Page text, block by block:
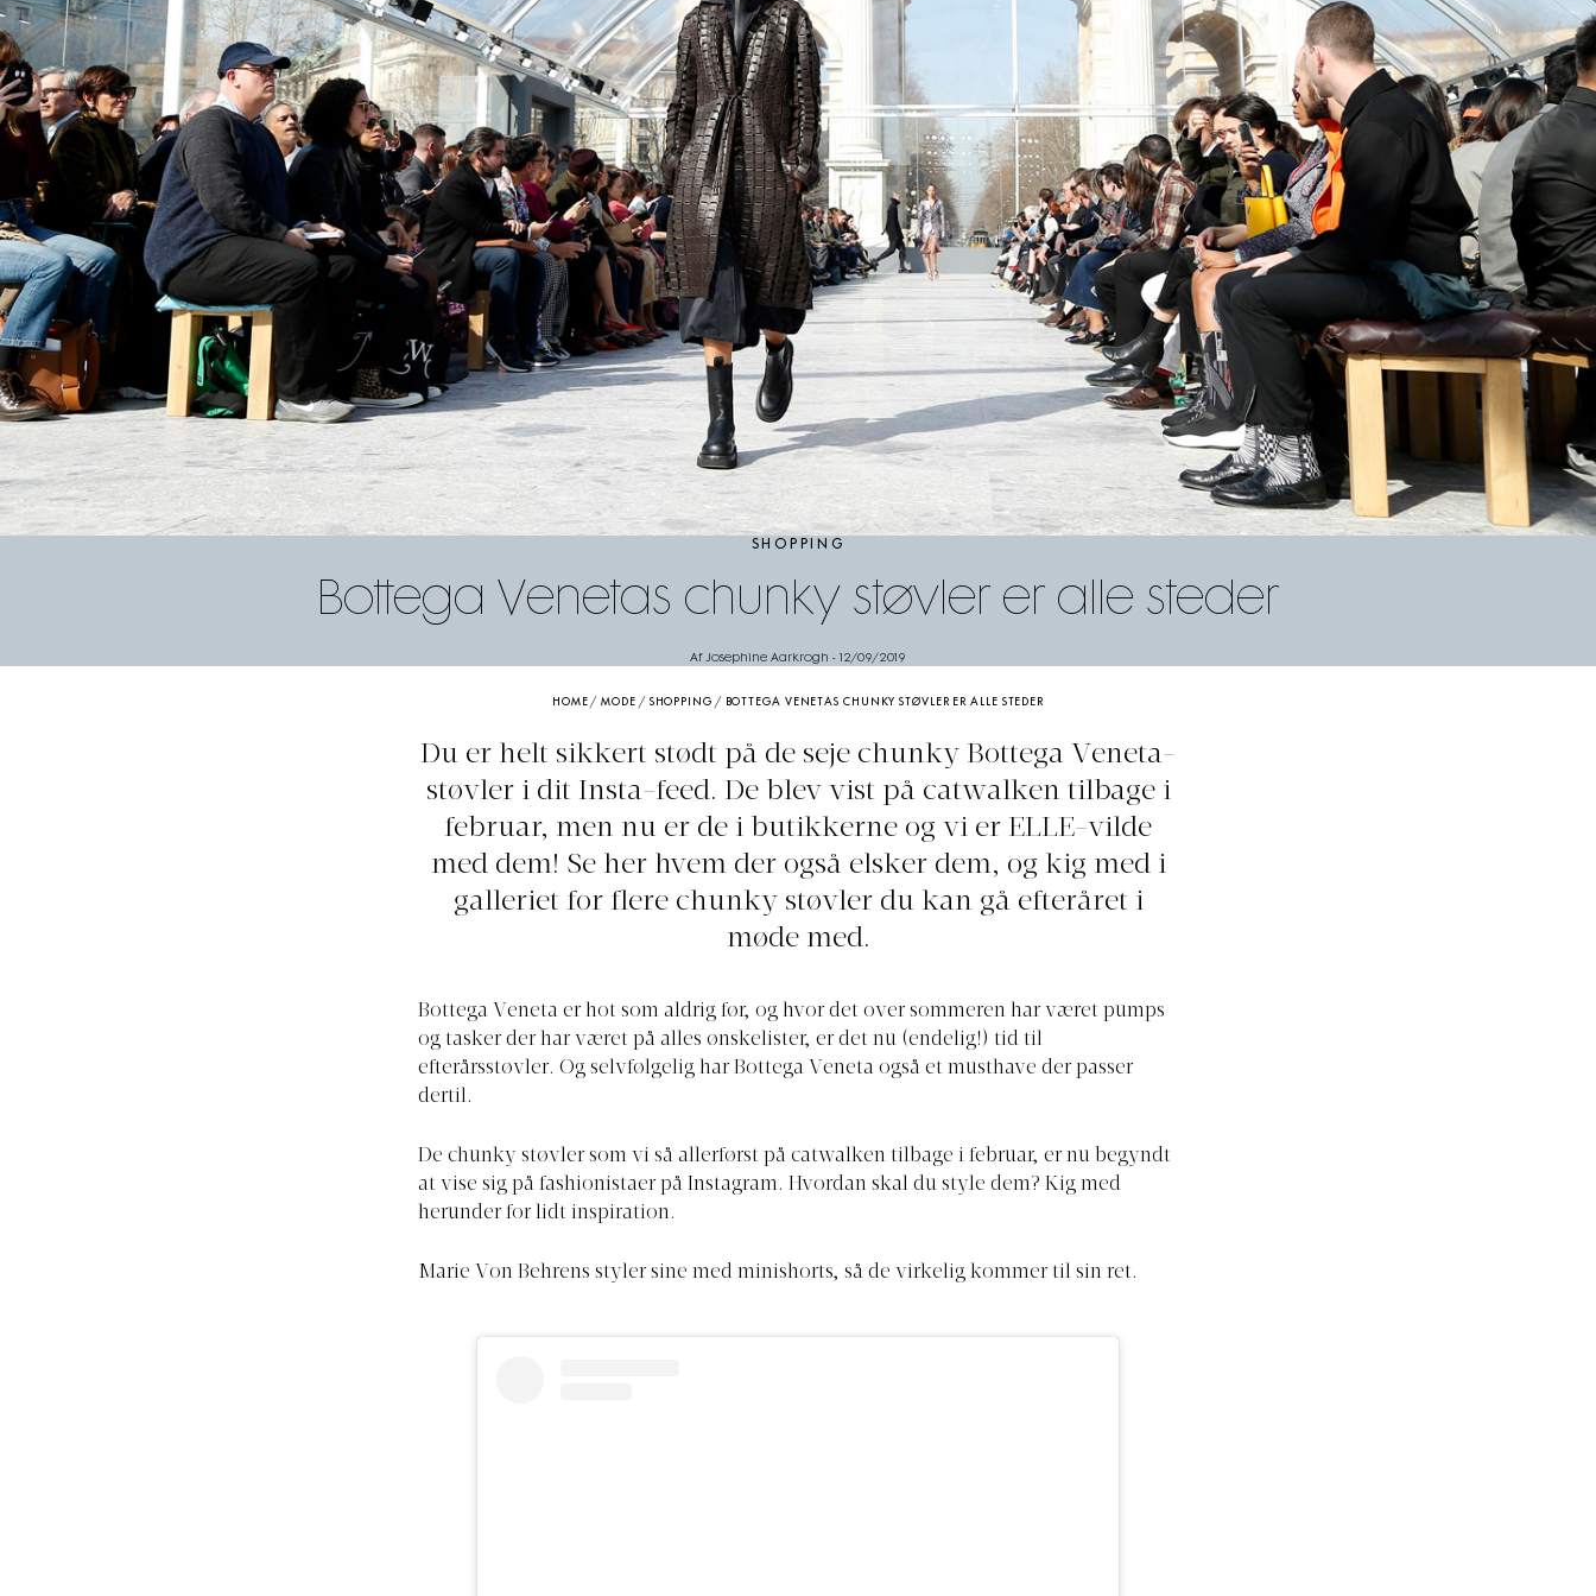
SHOPPING
Bottega Venetas chunky støvler er alle steder
Af Josephine Aarkrogh - 12/09/2019
HOME /MODE / SHOPPING / BOTTEGA VENETAS CHUNKY STØVLER ER ALLE STEDER
Du er helt sikkert stødt på de seje chunky Bottega Veneta-
støvler i dit Insta-feed. De blev vist på catwalken tilbage i
februar, men nu er de i butikkerne og vi er ELLE-vilde
med dem! Se her hvem der også elsker dem, og kig med i
galleriet for flere chunky støvler du kan gå efteråret i
møde med.
Bottega Veneta er hot som aldrig før, og hvor det over sommeren har været pumps
og tasker der har været på alles ønskelister, er det nu (endelig!) tid til
efterårsstøvler. Og selvfølgelig har Bottega Veneta også et musthave der passer
dertil.
De chunky støvler som vi så allerførst på catwalken tilbage i februar, er nu begyndt
at vise sig på fashionistaer på Instagram. Hvordan skal du style dem? Kig med
herunder for lidt inspiration.
Marie Von Behrens styler sine med minishorts, så de virkelig kommer til sin ret.